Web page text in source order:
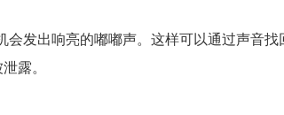
发出响亮的嘟嘟声。这样可以通过声音
露。